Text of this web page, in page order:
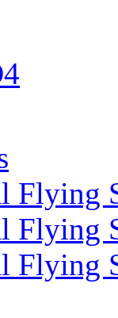
Flying
Flying
Flying